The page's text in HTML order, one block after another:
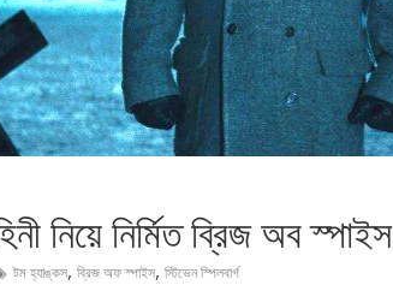
নিয়ে নির্মিত ব্রিজ অব স্পাইস
টম হ্যাঙ্কস, ব্রিজ অফ স্পাইস, স্টিভেন স্পিলবার্গ